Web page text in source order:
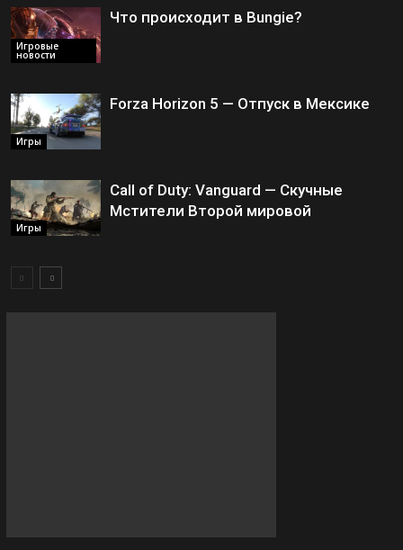
Игровые
новости
Что происходит в Bungie?
Игры
Forza Horizon 5 — Отпуск в Мексике
Игры
Call of Duty: Vanguard — Скучные
Мстители Второй мировой